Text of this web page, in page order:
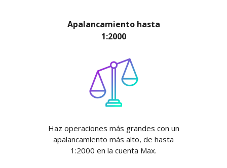
Apalancamiento hasta
1:2000
Haz operaciones más grandes con un
apalancamiento más alto, de hasta
1:2000 en la cuenta Max.